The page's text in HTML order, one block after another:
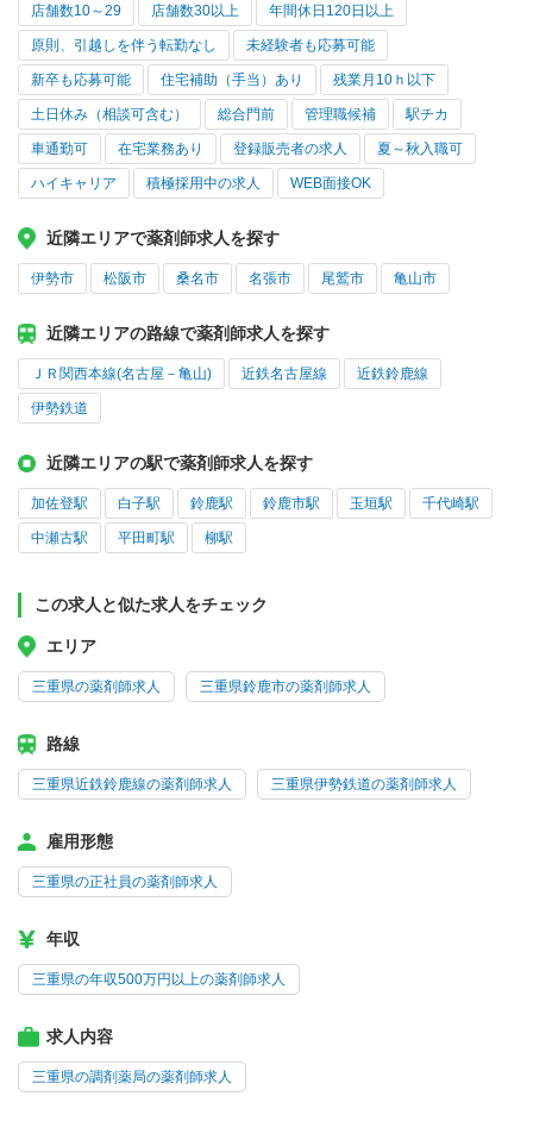
店舗数10～29 店舗数30以上 年間休日120日以上
原則、引越しを伴う転勤なし 未経験者も応募可能
新卒も応募可能 住宅補助（手当）あり 残業月10ｈ以下
土日休み（相談可含む） 総合門前 管理職候補 駅チカ
車通勤可 在宅業務あり 登録販売者の求人 夏～秋入職可
ハイキャリア 積極採用中の求人 WEB面接OK
近隣エリアで薬剤師求人を探す
伊勢市 松阪市 桑名市 名張市 尾鷲市 亀山市
近隣エリアの路線で薬剤師求人を探す
ＪＲ関西本線(名古屋－亀山) 近鉄名古屋線 近鉄鈴鹿線
伊勢鉄道
近隣エリアの駅で薬剤師求人を探す
加佐登駅 白子駅 鈴鹿駅 鈴鹿市駅 玉垣駅 千代崎駅
中瀬古駅 平田町駅 柳駅
この求人と似た求人をチェック
エリア
三重県の薬剤師求人 三重県鈴鹿市の薬剤師求人
路線
三重県近鉄鈴鹿線の薬剤師求人 三重県伊勢鉄道の薬剤師求人
雇用形態
三重県の正社員の薬剤師求人
年収
三重県の年収500万円以上の薬剤師求人
求人内容
三重県の調剤薬局の薬剤師求人